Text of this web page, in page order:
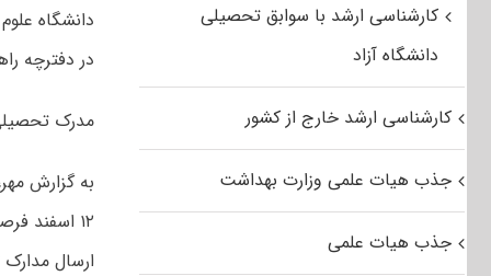
دانشگاه
در دفترچه
مدرک
۱۲ اسفند
ارسال
کارشناسی ارشد با سوابق تحصیلی
دانشگاه آزاد
کارشناسی ارشد خارج از کشور
جذب هیات علمی وزارت بهداشت
جذب هیات علمی